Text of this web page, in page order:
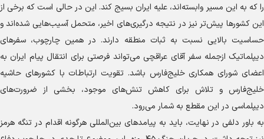
را که به این مسیر وابسته‌اند، علیه ایران بسیج کند. این در حالی است که برخی از
این کشور‌ها پیش‌تر نیز در نتیجه درگیری‌های اخیر، متحمل آسیب‌هایی شده‌اند و
حساسیت بالایی نسبت به ثبات منطقه دارند. در همین چارچوب، سفر‌های
دیپلماتیک ازجمله سفر آقای عراقچی می‌تواند فرصتی برای انتقال پیام ایران به
اعضای شورای همکاری خلیج‌فارس باشد. تقویت ارتباطات با کشور‌های حاشیه
خلیج‌فارس و تلاش برای کاهش تنش‌های موجود، بخشی از ضرورت‌های
دیپلماسی در این مقطع به شمار می‌رود.
به باور دلفی در نهایت، باید به پیامد‌های بین‌المللی هرگونه اقدام در تنگه هرمز